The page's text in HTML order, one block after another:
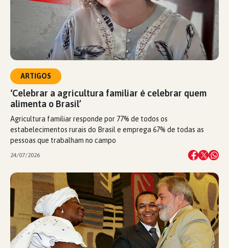
ARTIGOS
‘Celebrar a agricultura familiar é celebrar quem
alimenta o Brasil’
Agricultura familiar responde por 77% de todos os
estabelecimentos rurais do Brasil e emprega 67% de todas as
pessoas que trabalham no campo
24/07/2026